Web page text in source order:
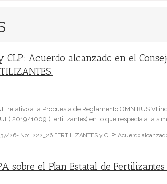
CLP: Acuerdo alcanzado en el
relativo a la Propuesta de Reglamento OMNIBUS VI
2019/1009 (Fertilizantes) en lo que respecta a la
26- Not. 222_26 FERTILIZANTES y CLP: Acuerdo
sobre el Plan Estatal de